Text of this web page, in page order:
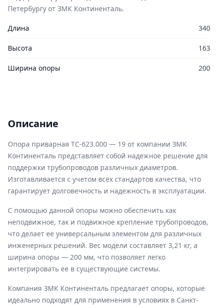
Петербургу от ЗМК Континенталь.
Длина 340
Высота 163
Ширина опоры 200
Описание
Опора приварная ТС-623.000 — 19 от компании ЗМК
Континенталь представляет собой надежное решение для
поддержки трубопроводов различных диаметров.
Изготавливается с учетом всех стандартов качества, что
гарантирует долговечность и надежность в эксплуатации.
С помощью данной опоры можно обеспечить как
неподвижное, так и подвижное крепление трубопроводов,
что делает ее универсальным элементом для различных
инженерных решений. Вес модели составляет 3,21 кг, а
ширина опоры — 200 мм, что позволяет легко
интегрировать ее в существующие системы.
Компания ЗМК Континенталь предлагает опоры, которые
идеально подходят для применения в условиях в Санкт-